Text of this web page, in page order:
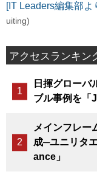
[IT Leaders編集部
uiting)
アクセスランキン
日揮グローバ
ブル事例を「
メインフレー
成─ユニリタ
ance」